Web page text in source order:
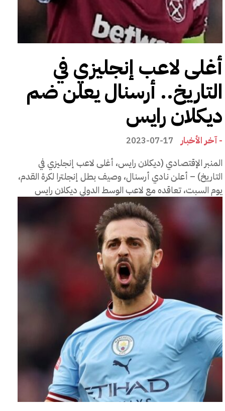
أغلى لاعب إنجليزي في
التاريخ.. أرسنال يعلن ضم
ديكلان رايس
- آخر الأخبار 2023-07-17
المنبر الإقتصادي (ديكلان رايس، أغلى لاعب إنجليزي في
التاريخ) – أعلن نادي أرسنال، وصيف بطل إنجلترا لكرة القدم،
يوم السبت، تعاقده مع لاعب الوسط الدولي ديكلان رايس